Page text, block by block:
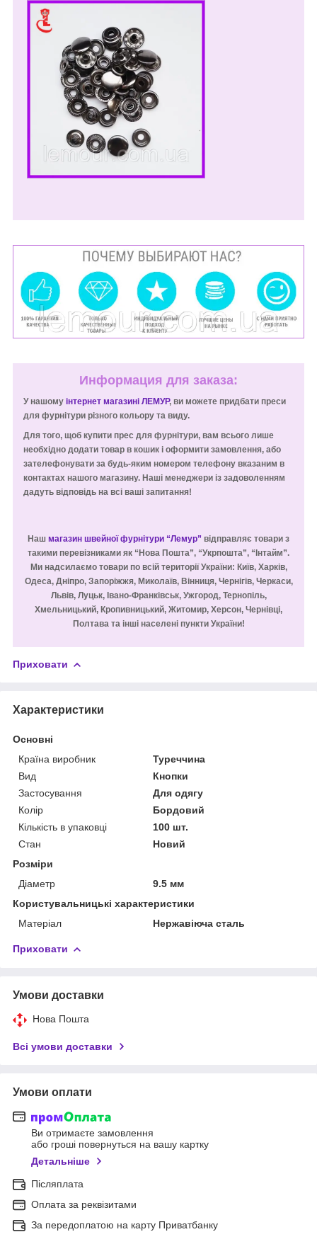
Информация для заказа:
У нашому інтернет магазині ЛЕМУР, ви можете придбати преси
для фурнітури різного кольору та виду.
Для того, щоб купити прес для фурнітури, вам всього лише
необхідно додати товар в кошик і оформити замовлення, або
зателефонувати за будь-яким номером телефону вказаним в
контактах нашого магазину. Наші менеджери із задоволенням
дадуть відповідь на всі ваші запитання!
Наш магазин швейної фурнітури “Лемур” відправляє товари з
такими перевізниками як “Нова Пошта”, “Укрпошта”, “Інтайм”.
Ми надсилаємо товари по всій території України: Київ, Харків,
Одеса, Дніпро, Запоріжжя, Миколаїв, Вінниця, Чернігів, Черкаси,
Львів, Луцьк, Івано-Франківськ, Ужгород, Тернопіль,
Хмельницький, Кропивницький, Житомир, Херсон, Чернівці,
Полтава та інші населені пункти України!
Приховати
Характеристики
Основні
Країна виробник
Туреччина
Вид
Кнопки
Застосування
Для одягу
Колір
Бордовий
Кількість в упаковці
100 шт.
Стан
Новий
Розміри
Діаметр
9.5 мм
Користувальницькі характеристики
Матеріал
Нержавіюча сталь
Приховати
Умови доставки
Нова Пошта
Всі умови доставки
Умови оплати
Ви отримаєте замовлення
або гроші повернуться на вашу картку
Детальніше
Післяплата
Оплата за реквізитами
За передоплатою на карту Приватбанку